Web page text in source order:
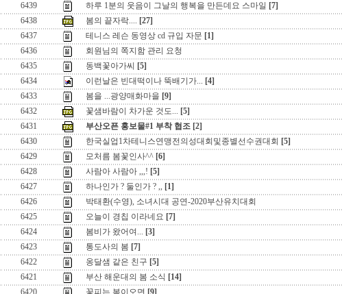
6439
하루 1분의 웃음이 그날의 행복을 만든데요 스마일 [7]
6438
봄의 끝자락.... [27]
6437
테니스 레슨 동영상 cd 규입 자문 [1]
6436
회원님의 쪽지함 관리 요청
6435
동백꽃아가씨 [5]
6434
이런날은 빈대떡이나 뚝배기가... [4]
6433
봄을 ...광양매화마을 [9]
6432
꽃샘바람이 차가운 것도... [5]
6431
부산오픈 홍보물#1 부착 협조 [2]
6430
한국실업1차테니스연맹전의성대회및종별선수권대회 [5]
6429
모처름 봄꽃인사^^ [6]
6428
사람아 사람아 ,,,! [5]
6427
하나인가 ? 둘인가 ? ,, [1]
6426
박태환(수영), 소녀시대 공연-2020부산유치대회
6425
오늘이 경칩 이라네요 [7]
6424
봄비가 왔어여... [3]
6423
통도사의 봄 [7]
6422
옹달샘 같은 친구 [5]
6421
부산 해운대의 봄 소식 [14]
6420
꽃피는 봄이오면 [9]